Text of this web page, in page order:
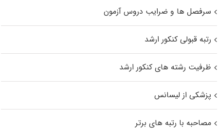
سرفصل ها و ضرایب دروس آزمون
رتبه قبولی کنکور ارشد
ظرفیت رشته های کنکور ارشد
پزشکی از لیسانس
مصاحبه با رتبه های برتر